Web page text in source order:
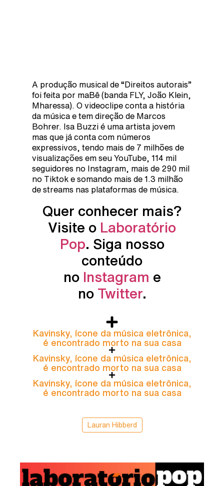
A produção musical de “Direitos autorais”
foi feita por maBê (banda FLY, João Klein,
Mharessa). O videoclipe conta a história
da música e tem direção de Marcos
Bohrer. Isa Buzzi é uma artista jovem
mas que já conta com números
expressivos, tendo mais de 7 milhões de
visualizações em seu YouTube, 114 mil
seguidores no Instagram, mais de 290 mil
no Tiktok e somando mais de 1.3 milhão
de streams nas plataformas de música.
Quer conhecer mais?
Visite o Laboratório
Pop. Siga nosso
conteúdo
no Instagram e
no Twitter.
Kavinsky, ícone da música eletrônica,
é encontrado morto na sua casa
Kavinsky, ícone da música eletrônica,
é encontrado morto na sua casa
Kavinsky, ícone da música eletrônica,
é encontrado morto na sua casa
Lauran Hibberd